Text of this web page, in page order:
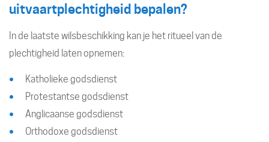
uitvaartplechtigheid bepalen?
In de laatste wilsbeschikking kan je het ritueel van de
plechtigheid laten opnemen:
Katholieke godsdienst
Protestantse godsdienst
Anglicaanse godsdienst
Orthodoxe godsdienst